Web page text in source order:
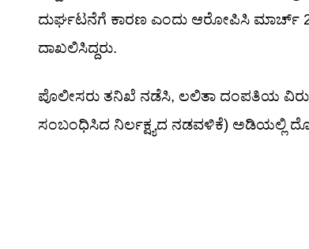
ದುರ್ಘಟನೆಗೆ ಕಾರಣ ಎಂದು ಆರೋಪಿಸಿ ಮಾರ್ಚ್
ದಾಖಲಿಸಿದ್ದರು.
ಪೊಲೀಸರು ತನಿಖೆ ನಡೆಸಿ, ಲಲಿತಾ ದಂಪತಿಯ
ಸಂಬಂಧಿಸಿದ ನಿರ್ಲಕ್ಷ್ಯದ ನಡವಳಿಕೆ) ಅಡಿಯಲ್ಲಿ